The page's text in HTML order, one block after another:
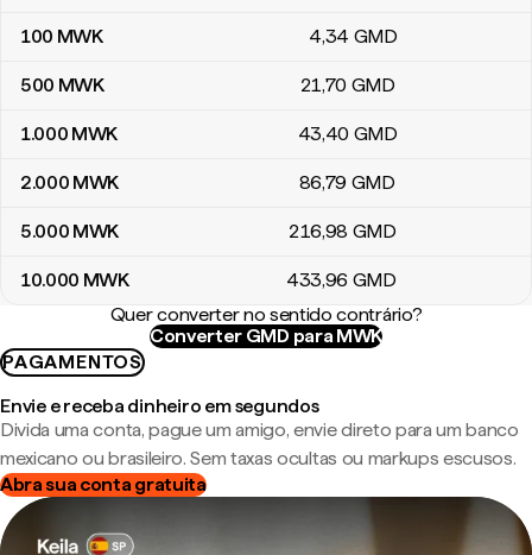
100 MWK 4,34 GMD
500 MWK 21,70 GMD
1.000 MWK 43,40 GMD
2.000 MWK 86,79 GMD
5.000 MWK 216,98 GMD
10.000 MWK 433,96 GMD
Quer converter no sentido contrário?
Converter GMD para MWK
PAGAMENTOS
Envie e receba dinheiro em segundos
Divida uma conta, pague um amigo, envie direto para um banco
mexicano ou brasileiro. Sem taxas ocultas ou markups escusos.
Abra sua conta gratuita